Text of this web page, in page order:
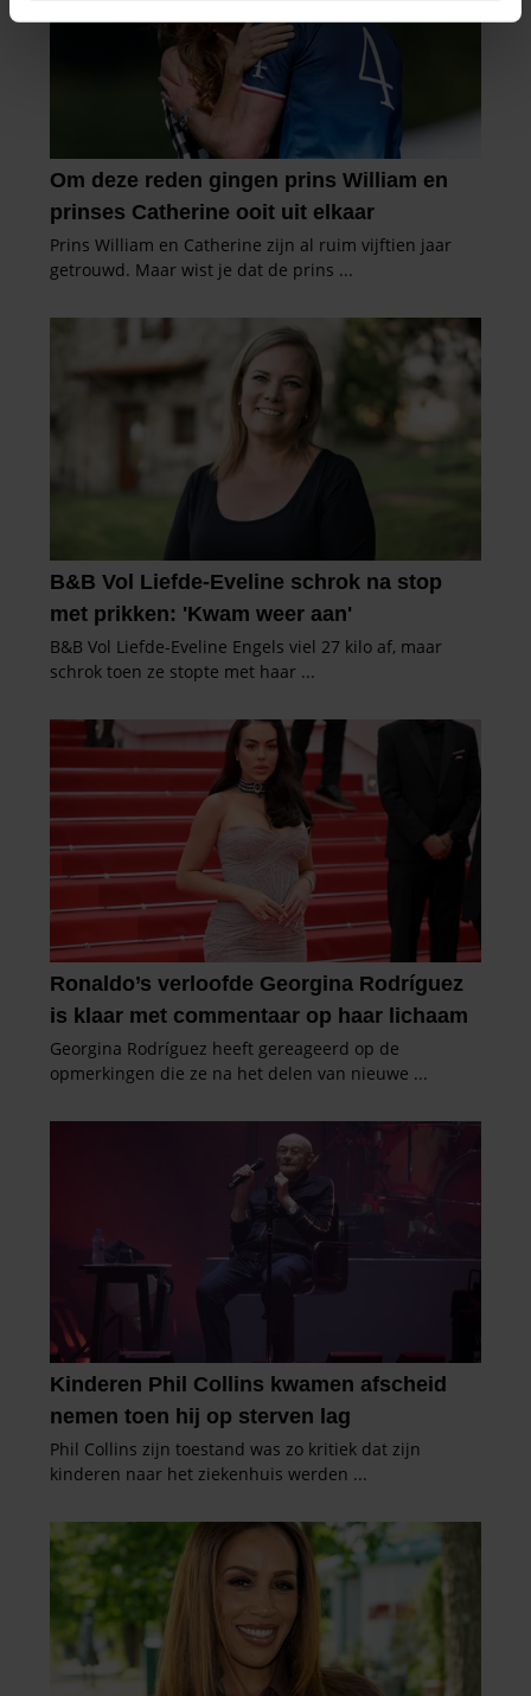
intrekken in de Cookieverklaring.
We gebruiken cookies om content en advertenties te
personaliseren, om functies voor social media te bieden
en om ons websiteverkeer te analyseren. Ook delen we
informatie over uw gebruik van onze site met onze
partners voor social media, adverteren en analyse. Deze
partners kunnen deze gegevens combineren met andere
informatie die u aan ze heeft verstrekt of die ze hebben
verzameld op basis van uw gebruik van hun services. U